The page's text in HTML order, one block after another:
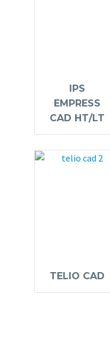
IPS
EMPRESS
CAD HT/LT
TELIO CAD